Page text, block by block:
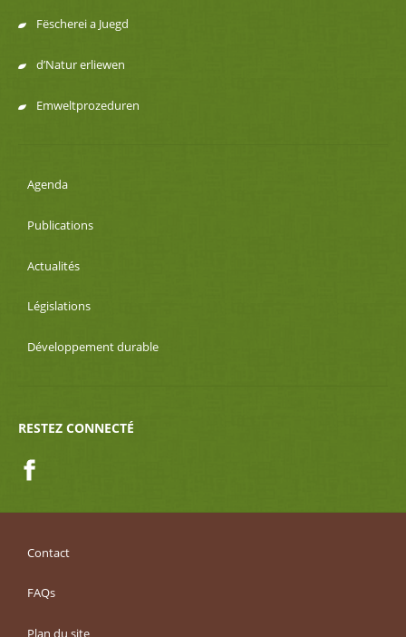
Fëscherei a Juegd
d’Natur erliewen
Emweltprozeduren
Agenda
Publications
Actualités
Législations
Développement durable
RESTEZ CONNECTÉ
Contact
FAQs
Plan du site